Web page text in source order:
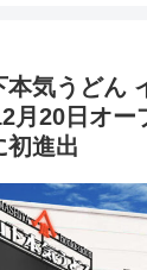
本気うどん
月20日オー
初進出